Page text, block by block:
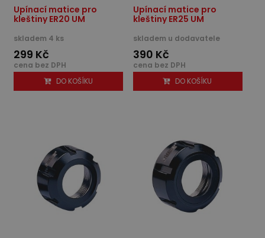
Upínací matice pro
kleštiny ER20 UM
skladem 4 ks
299 Kč
cena bez DPH
DO KOŠÍKU
Upínací matice pro
kleštiny ER25 UM
skladem u dodavatele
390 Kč
cena bez DPH
DO KOŠÍKU